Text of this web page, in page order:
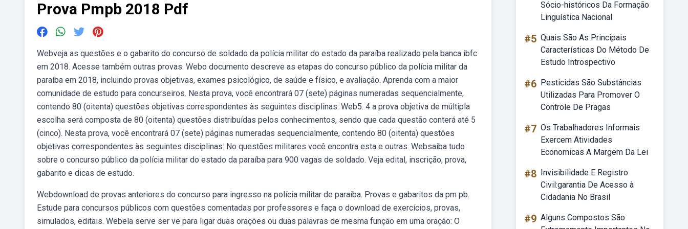
Prova Pmpb 2018 Pdf
Webveja as questões e o gabarito do concurso de soldado da polícia militar do estado da paraíba realizado pela banca ibfc
em 2018. Acesse também outras provas. Webo documento descreve as etapas do concurso público da polícia militar da
paraíba em 2018, incluindo provas objetivas, exames psicológico, de saúde e físico, e avaliação. Aprenda com a maior
comunidade de estudo para concurseiros. Nesta prova, você encontrará 07 (sete) páginas numeradas sequencialmente,
contendo 80 (oitenta) questões objetivas correspondentes às seguintes disciplinas: Web5. 4 a prova objetiva de múltipla
escolha será composta de 80 (oitenta) questões distribuídas pelos conhecimentos, sendo que cada questão conterá até 5
(cinco). Nesta prova, você encontrará 07 (sete) páginas numeradas sequencialmente, contendo 80 (oitenta) questões
objetivas correspondentes às seguintes disciplinas: No questões militares você encontra esta e outras. Websaiba tudo
sobre o concurso público da polícia militar do estado da paraíba para 900 vagas de soldado. Veja edital, inscrição, prova,
gabarito e dicas de estudo.
Webdownload de provas anteriores do concurso para ingresso na polícia militar de paraíba. Provas e gabaritos da pm pb.
Estude para concursos públicos com questões comentadas por professores e faça o download de exercícios, provas,
simulados, editais. Webela serve ser ve para ligar duas orações ou duas palavras de mesma função em uma oração: O
Sócio-históricos Da Formação
Linguística Nacional
#5 Quais São As Principais
Características Do Método De
Estudo Introspectivo
#6 Pesticidas São Substâncias
Utilizadas Para Promover O
Controle De Pragas
#7 Os Trabalhadores Informais
Exercem Atividades
Economicas A Margem Da Lei
#8 Invisibilidade E Registro
Civil:garantia De Acesso à
Cidadania No Brasil
#9 Alguns Compostos São